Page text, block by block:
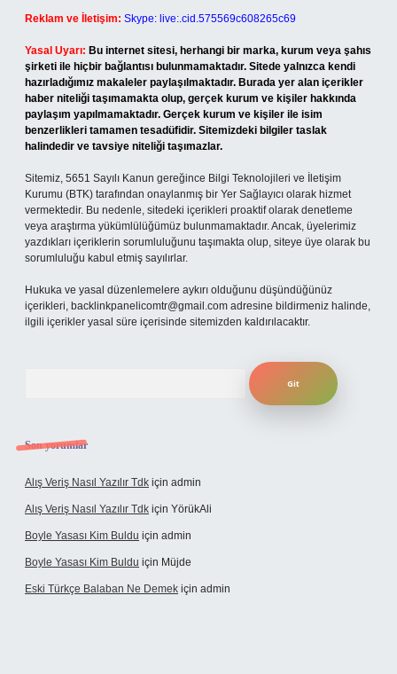
Reklam ve İletişim: Skype: live:.cid.575569c608265c69
Yasal Uyarı: Bu internet sitesi, herhangi bir marka, kurum veya şahıs
şirketi ile hiçbir bağlantısı bulunmamaktadır. Sitede yalnızca kendi
hazırladığımız makaleler paylaşılmaktadır. Burada yer alan içerikler
haber niteliği taşımamakta olup, gerçek kurum ve kişiler hakkında
paylaşım yapılmamaktadır. Gerçek kurum ve kişiler ile isim
benzerlikleri tamamen tesadüfidir. Sitemizdeki bilgiler taslak
halindedir ve tavsiye niteliği taşımazlar.
Sitemiz, 5651 Sayılı Kanun gereğince Bilgi Teknolojileri ve İletişim
Kurumu (BTK) tarafından onaylanmış bir Yer Sağlayıcı olarak hizmet
vermektedir. Bu nedenle, sitedeki içerikleri proaktif olarak denetleme
veya araştırma yükümlülüğümüz bulunmamaktadır. Ancak, üyelerimiz
yazdıkları içeriklerin sorumluluğunu taşımakta olup, siteye üye olarak bu
sorumluluğu kabul etmiş sayılırlar.
Hukuka ve yasal düzenlemelere aykırı olduğunu düşündüğünüz
içerikleri, backlinkpanelicomtr@gmail.com adresine bildirmeniz halinde,
ilgili içerikler yasal süre içerisinde sitemizden kaldırılacaktır.
Son yorumlar
Alış Veriş Nasıl Yazılır Tdk için admin
Alış Veriş Nasıl Yazılır Tdk için YörükAli
Boyle Yasası Kim Buldu için admin
Boyle Yasası Kim Buldu için Müjde
Eski Türkçe Balaban Ne Demek için admin